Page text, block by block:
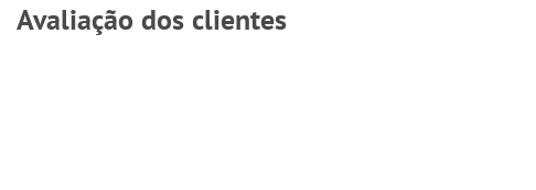
Avaliação dos clientes